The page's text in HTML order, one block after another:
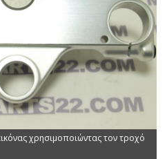
χρησιμοποιώντας τον τροχό